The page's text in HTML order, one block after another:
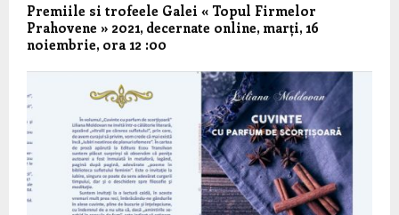
Premiile si trofeele Galei « Topul Firmelor
Prahovene » 2021, decernate online, marți, 16
noiembrie, ora 12 :00